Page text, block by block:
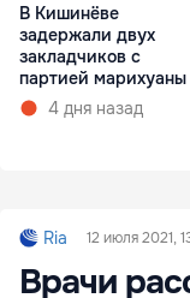
В Кишинёве
задержали двух
закладчиков с
партией марихуаны
4 дня назад
Ria 12 июля 2021,
Врачи